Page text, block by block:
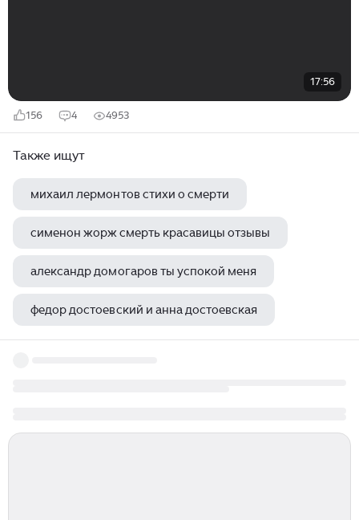
17:56
156 4 4953
Также ищут
михаил лермонтов стихи о смерти
сименон жорж смерть красавицы отзывы
александр домогаров ты успокой меня
федор достоевский и анна достоевская